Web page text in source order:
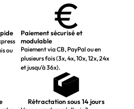
ou
Paiement sécurisé et
modulable
Paiement via CB, PayPal ou en
plusieurs fois (3x, 4x, 10x, 12x, 24x
et jusqu’à 36x).
Rétractation sous 14 jours